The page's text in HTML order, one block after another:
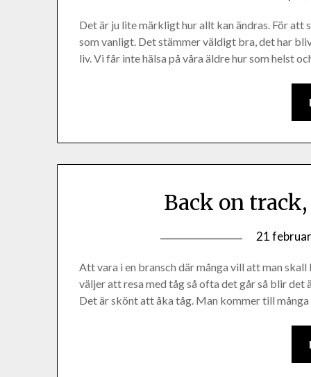
Det är ju lite märkligt hur allt kan ändras. För att
som vanligt. Det stämmer väldigt bra, det har
liv. Vi får inte hälsa på våra äldre hur som helst
Back on
21
Att vara i en bransch där många vill att man
väljer att resa med tåg så ofta det går så blir det
Det är skönt att åka tåg. Man kommer till